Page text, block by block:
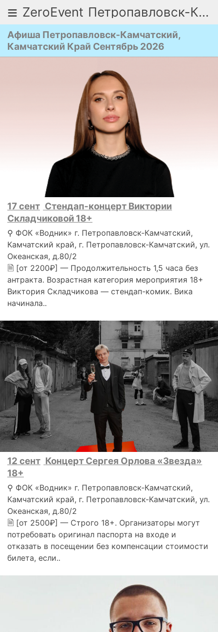
≡ ZeroEvent Петропавловск-Камчатский
Афиша Петропавловск-Камчатский,
Камчатский Край Сентябрь 2026
17 сент Стендап-концерт Виктории
Складчиковой 18+
⚲ ФОК «Водник» г. Петропавловск-Камчатский,
Камчатский край, г. Петропавловск-Камчатский, ул.
Океанская, д.80/2
🗎 [от 2200₽] — Продолжительность 1,5 часа без
антракта. Возрастная категория мероприятия 18+
Виктория Складчикова — стендап-комик. Вика
начинала..
12 сент Концерт Сергея Орлова «Звезда»
18+
⚲ ФОК «Водник» г. Петропавловск-Камчатский,
Камчатский край, г. Петропавловск-Камчатский, ул.
Океанская, д.80/2
🗎 [от 2500₽] — Строго 18+. Организаторы могут
потребовать оригинал паспорта на входе и
отказать в посещении без компенсации стоимости
билета, если..